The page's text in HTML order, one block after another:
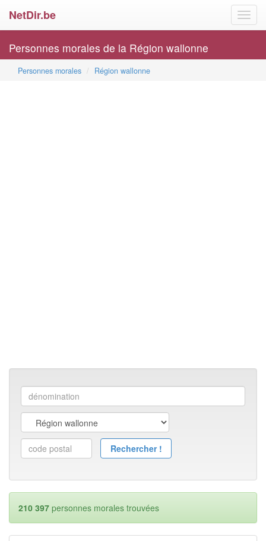
NetDir.be
Personnes morales de la Région wallonne
Personnes morales Région wallonne
210 397 personnes morales trouvées